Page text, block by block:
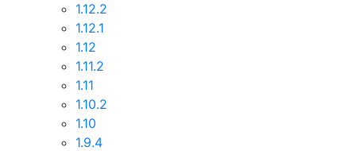
1.12.2
1.12.1
1.12
1.11.2
1.11
1.10.2
1.10
1.9.4